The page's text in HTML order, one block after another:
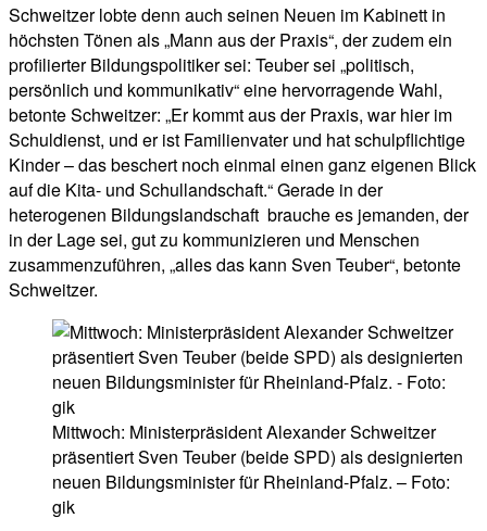
Schweitzer lobte denn auch seinen Neuen im Kabinett in
höchsten Tönen als „Mann aus der Praxis“, der zudem ein
profilierter Bildungspolitiker sei: Teuber sei „politisch,
persönlich und kommunikativ“ eine hervorragende Wahl,
betonte Schweitzer: „Er kommt aus der Praxis, war hier im
Schuldienst, und er ist Familienvater und hat schulpflichtige
Kinder – das beschert noch einmal einen ganz eigenen Blick
auf die Kita- und Schullandschaft.“ Gerade in der
heterogenen Bildungslandschaft brauche es jemanden, der
in der Lage sei, gut zu kommunizieren und Menschen
zusammenzuführen, „alles das kann Sven Teuber“, betonte
Schweitzer.
Mittwoch: Ministerpräsident Alexander Schweitzer
präsentiert Sven Teuber (beide SPD) als designierten
neuen Bildungsminister für Rheinland-Pfalz. – Foto:
gik